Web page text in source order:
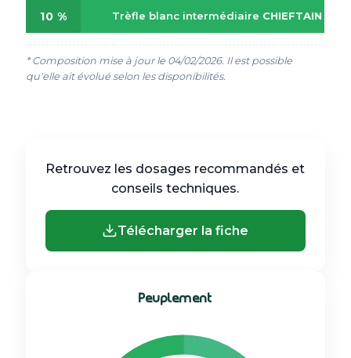
10 % Trèfle blanc intermédiaire CHIEFTAIN
* Composition mise à jour le 04/02/2026. Il est possible
qu'elle ait évolué selon les disponibilités.
Retrouvez les dosages recommandés et
conseils techniques.
Télécharger la fiche
Peuplement